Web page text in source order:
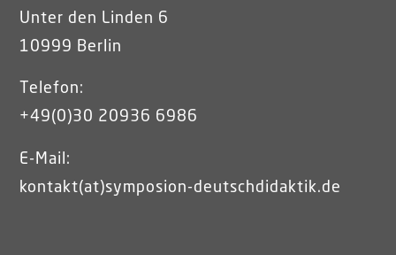
Unter den Linden 6
10999 Berlin
Telefon:
+49(0)30 20936 6986
E-Mail:
kontakt(at)symposion-deutschdidaktik.de